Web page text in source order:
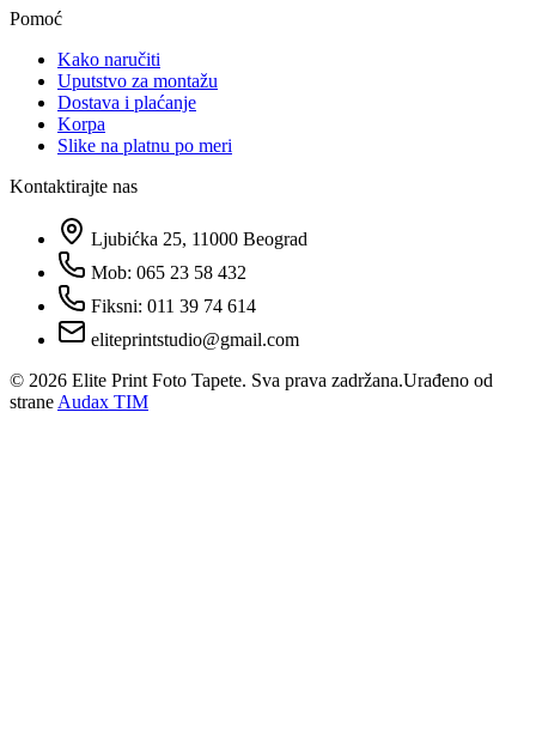
Pomoć
Kako naručiti
Uputstvo za montažu
Dostava i plaćanje
Korpa
Slike na platnu po meri
Kontaktirajte nas
Ljubićka 25, 11000 Beograd
Mob: 065 23 58 432
Fiksni: 011 39 74 614
eliteprintstudio@gmail.com
© 2026 Elite Print Foto Tapete. Sva prava zadržana.Urađeno od
strane Audax TIM